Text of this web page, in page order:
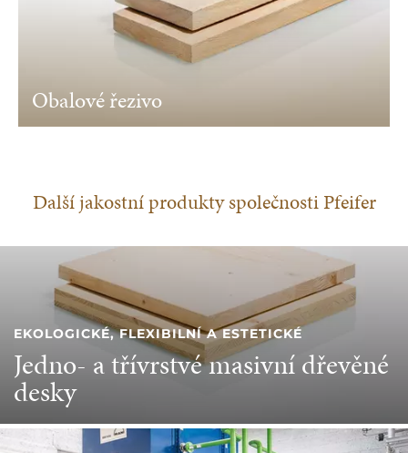
Obalové řezivo
Další jakostní produkty společnosti Pfeifer
EKOLOGICKÉ, FLEXIBILNÍ A ESTETICKÉ
Jedno- a třívrstvé masivní dřevěné
desky